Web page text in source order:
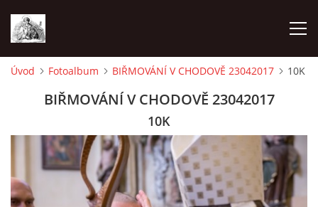
PRAVIDELNÉ AKCE
Úvod Fotoalbum BIŘMOVÁNÍ V CHODOVĚ 23042017 10K
BIŘMOVÁNÍ V CHODOVĚ 23042017
10K